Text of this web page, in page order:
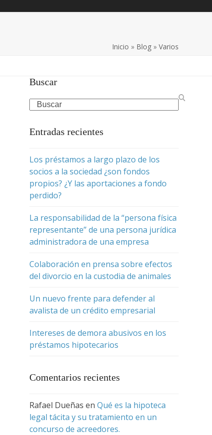
Inicio » Blog» Varios
Buscar
Search
Entradas recientes
Los préstamos a largo plazo de los
socios a la sociedad ¿son fondos
propios? ¿Y las aportaciones a fondo
perdido?
La responsabilidad de la “persona física
representante” de una persona jurídica
administradora de una empresa
Colaboración en prensa sobre efectos
del divorcio en la custodia de animales
Un nuevo frente para defender al
avalista de un crédito empresarial
Intereses de demora abusivos en los
préstamos hipotecarios
Comentarios recientes
Rafael Dueñas en Qué es la hipoteca
legal tácita y su tratamiento en un
concurso de acreedores.